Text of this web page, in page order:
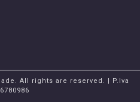
All rights are reserved. | P.Iva